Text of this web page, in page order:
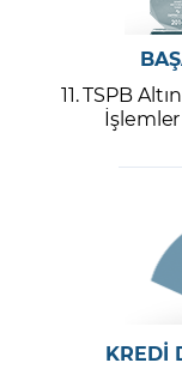
11. TSPB
KREDİ